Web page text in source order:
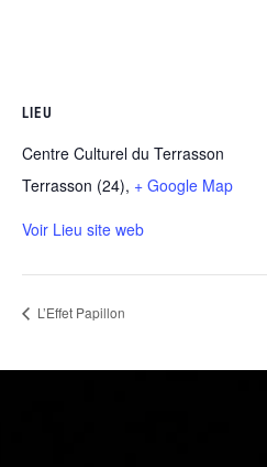
LIEU
Centre Culturel du Terrasson
Terrasson (24), + Google Map
Voir Lieu site web
L’Effet Papillon